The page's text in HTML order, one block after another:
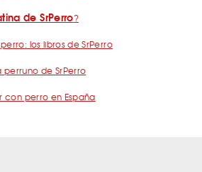
de SrPerro?
los libros de SrPerro
de SrPerro
con perro en España